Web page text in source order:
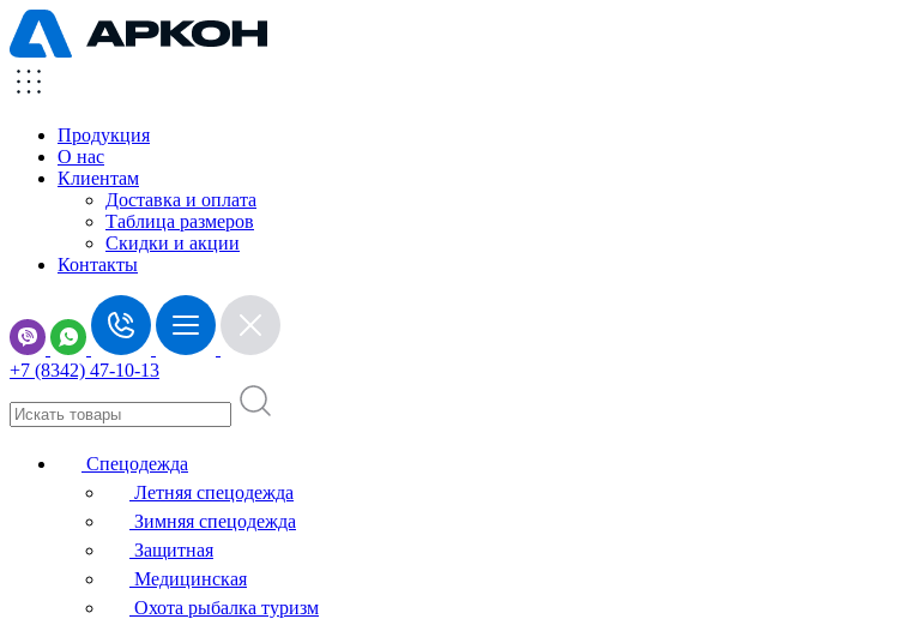
Продукция
О нас
Клиентам
Доставка и оплата
Таблица размеров
Скидки и акции
Контакты
+7 (8342) 47-10-13
Спецодежда
Летняя спецодежда
Зимняя спецодежда
Защитная
Медицинская
Охота рыбалка туризм